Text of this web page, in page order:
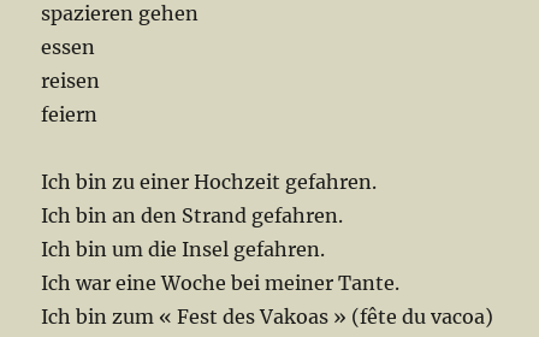
spazieren gehen
essen
reisen
feiern
Ich bin zu einer Hochzeit gefahren.
Ich bin an den Strand gefahren.
Ich bin um die Insel gefahren.
Ich war eine Woche bei meiner Tante.
Ich bin zum « Fest des Vakoas » (fête du vacoa)